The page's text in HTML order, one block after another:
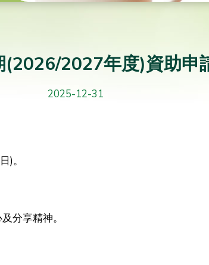
(2026/2027年度)資助申
2025-12-31
)。
分享精神。